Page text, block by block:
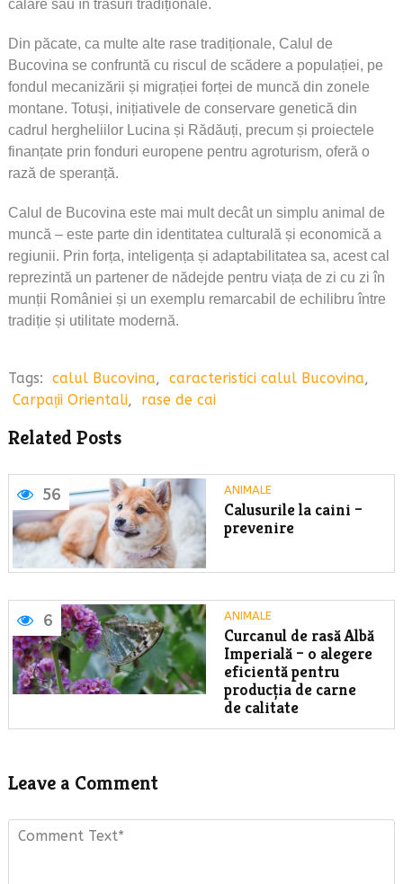
călare sau în trăsuri tradiționale.
Din păcate, ca multe alte rase tradiționale, Calul de
Bucovina se confruntă cu riscul de scădere a populației, pe
fondul mecanizării și migrației forței de muncă din zonele
montane. Totuși, inițiativele de conservare genetică din
cadrul hergheliilor Lucina și Rădăuți, precum și proiectele
finanțate prin fonduri europene pentru agroturism, oferă o
rază de speranță.
Calul de Bucovina este mai mult decât un simplu animal de
muncă – este parte din identitatea culturală și economică a
regiunii. Prin forța, inteligența și adaptabilitatea sa, acest cal
reprezintă un partener de nădejde pentru viața de zi cu zi în
munții României și un exemplu remarcabil de echilibru între
tradiție și utilitate modernă.
Tags: calul Bucovina, caracteristici calul Bucovina,
Carpații Orientali, rase de cai
Related Posts
56 ANIMALE
Calusurile la caini –
prevenire
6 ANIMALE
Curcanul de rasă Albă
Imperială – o alegere
eficientă pentru
producția de carne
de calitate
Leave a Comment